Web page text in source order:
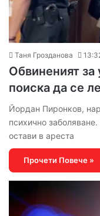
Таня Грозданова
Обвиненият
поиска да се
Йордан Пиронков,
психично
остави в ареста
Прочети Повече »